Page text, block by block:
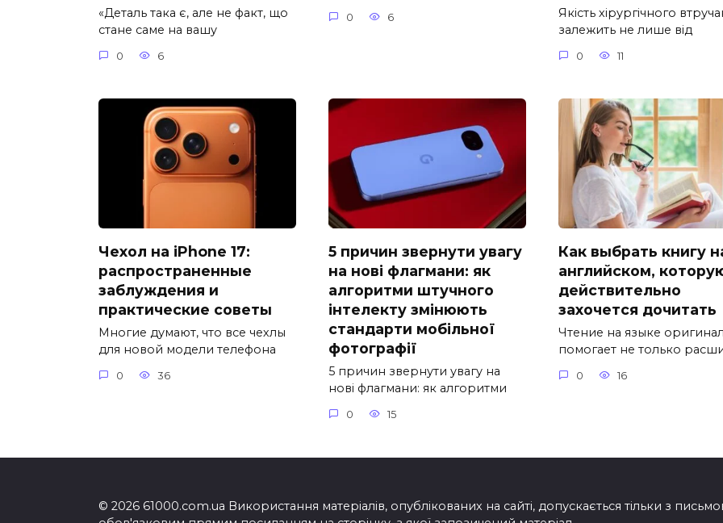
«Деталь така є, але не факт, що
стане саме на вашу
0 6
0 6
Якість хірургічного
залежить не лише від
0 11
Чехол на iPhone 17:
распространенные
заблуждения и
практические советы
Многие думают, что все чехлы
для новой модели телефона
0 36
5 причин звернути увагу
на нові флагмани: як
алгоритми штучного
інтелекту змінюють
стандарти мобільної
фотографії
5 причин звернути увагу на
нові флагмани: як алгоритми
0 15
Как выбрать книгу
английском,
действительно
захочется дочитать
Чтение на языке
помогает не только
0 16
© 2026 61000.com.ua Використання матеріалів, опублікованих на сайті, допускається тільки з